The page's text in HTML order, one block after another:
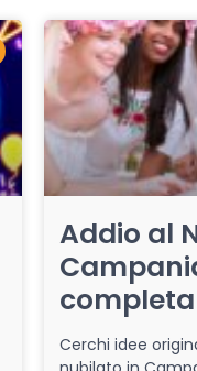
Addio al
completa
Cerchi idee